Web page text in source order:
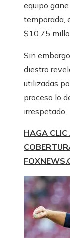
equipo
temporada,
$10.75
Sin
diestro
utilizadas
proceso lo
irrespetado.
HAGA CLIC